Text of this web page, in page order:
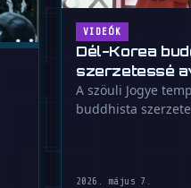
VIDEÓK
Dél-Korea
szerzetessé
Unitree G1
A szöuli Jogye
buddhista
2026. május 7.